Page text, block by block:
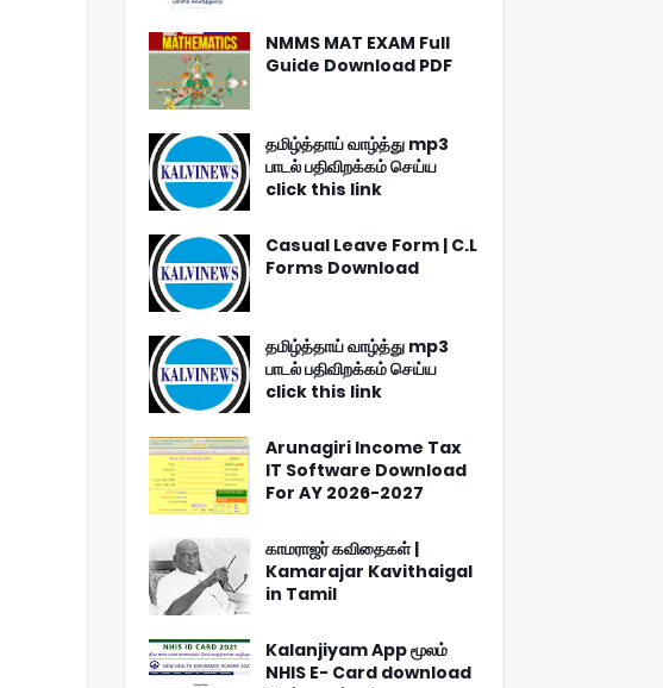
NMMS MAT EXAM Full
Guide Download PDF
தமிழ்த்தாய் வாழ்த்து mp3
பாடல் பதிவிறக்கம் செய்ய
click this link
Casual Leave Form | C.L
Forms Download
தமிழ்த்தாய் வாழ்த்து mp3
பாடல் பதிவிறக்கம் செய்ய
click this link
Arunagiri Income Tax
IT Software Download
For AY 2026-2027
காமராஜர் கவிதைகள் |
Kamarajar Kavithaigal
in Tamil
Kalanjiyam App மூலம்
NHIS E- Card download